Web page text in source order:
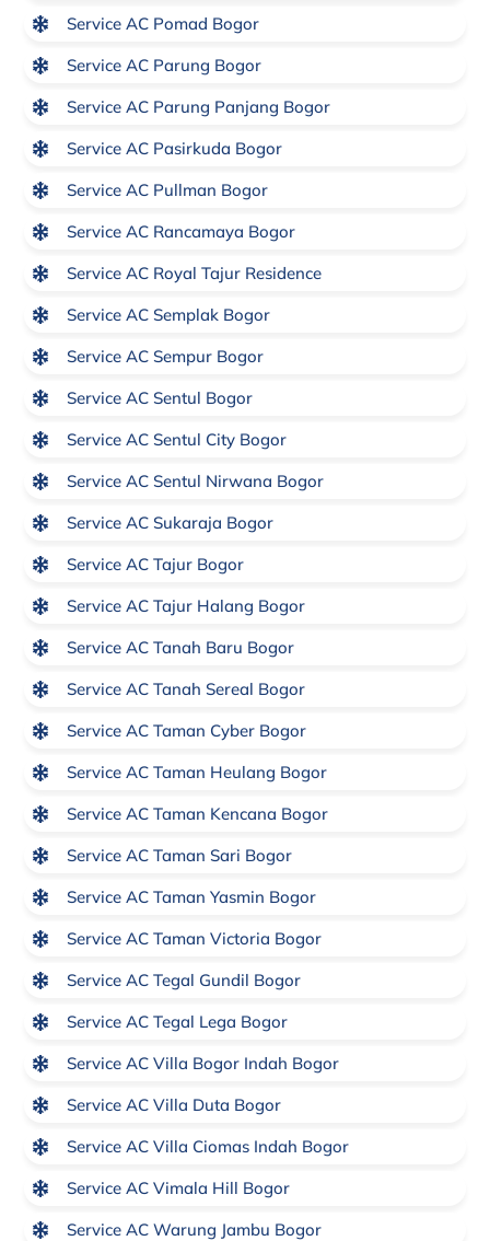
Service AC Pomad Bogor
Service AC Parung Bogor
Service AC Parung Panjang Bogor
Service AC Pasirkuda Bogor
Service AC Pullman Bogor
Service AC Rancamaya Bogor
Service AC Royal Tajur Residence
Service AC Semplak Bogor
Service AC Sempur Bogor
Service AC Sentul Bogor
Service AC Sentul City Bogor
Service AC Sentul Nirwana Bogor
Service AC Sukaraja Bogor
Service AC Tajur Bogor
Service AC Tajur Halang Bogor
Service AC Tanah Baru Bogor
Service AC Tanah Sereal Bogor
Service AC Taman Cyber Bogor
Service AC Taman Heulang Bogor
Service AC Taman Kencana Bogor
Service AC Taman Sari Bogor
Service AC Taman Yasmin Bogor
Service AC Taman Victoria Bogor
Service AC Tegal Gundil Bogor
Service AC Tegal Lega Bogor
Service AC Villa Bogor Indah Bogor
Service AC Villa Duta Bogor
Service AC Villa Ciomas Indah Bogor
Service AC Vimala Hill Bogor
Service AC Warung Jambu Bogor